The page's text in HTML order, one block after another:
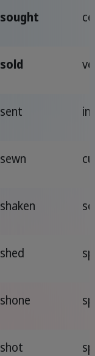
sought
sold
sent
sewn
shaken
shed
shone
shot